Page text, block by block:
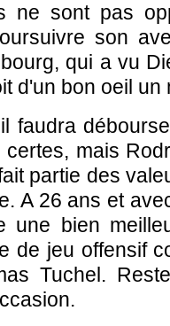
ne sont pas
son
qui a vu
d'un bon oeil un
faudra
mais
partie des
A 26 ans et
une bien
de jeu offensif
Tuchel.